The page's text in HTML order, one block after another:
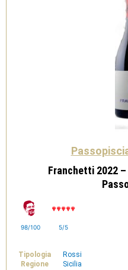
Franchetti 2022
98/100 5/5
Tipologia
Rossi
Regione
Sicilia